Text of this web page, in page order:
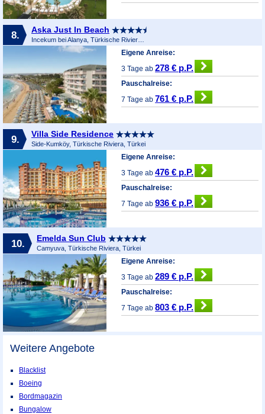
8. Aska Just In Beach
Incekum bei Alanya, Türkische Riviera, Türkei
Eigene Anreise:
3 Tage ab278 € p.P.
Pauschalreise:
7 Tage ab761 € p.P.
9. Villa Side Residence
Side-Kumköy, Türkische Riviera, Türkei
Eigene Anreise:
3 Tage ab476 € p.P.
Pauschalreise:
7 Tage ab936 € p.P.
10. Emelda Sun Club
Camyuva, Türkische Riviera, Türkei
Eigene Anreise:
3 Tage ab289 € p.P.
Pauschalreise:
7 Tage ab803 € p.P.
Weitere Angebote
Blacklist
Boeing
Bordmagazin
Bungalow